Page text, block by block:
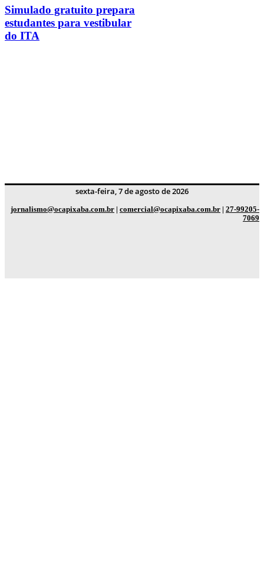
Simulado gratuito prepara
estudantes para vestibular
do ITA
sexta-feira, 7 de agosto de 2026
jornalismo@ocapixaba.com.br | comercial@ocapixaba.com.br | 27-99205-
7069